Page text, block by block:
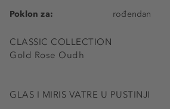
CLASSIC COLLECTION
Gold Rose Oudh
GLAS I MIRIS VATRE U PUSTINJI
Poklon za: rođendan